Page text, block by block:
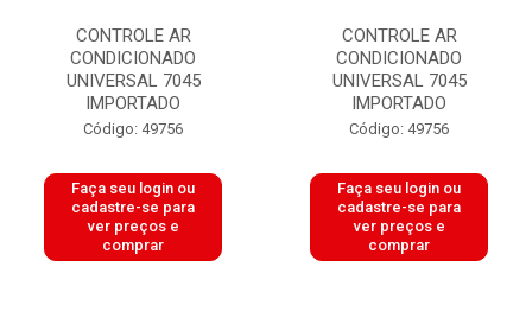
CONTROLE AR
CONDICIONADO
UNIVERSAL 7045
IMPORTADO
Código: 49756
Faça seu login ou
cadastre-se para
ver preços e
comprar
CONTROLE AR
CONDICIONADO
UNIVERSAL 7045
IMPORTADO
Código: 49756
Faça seu login ou
cadastre-se para
ver preços e
comprar